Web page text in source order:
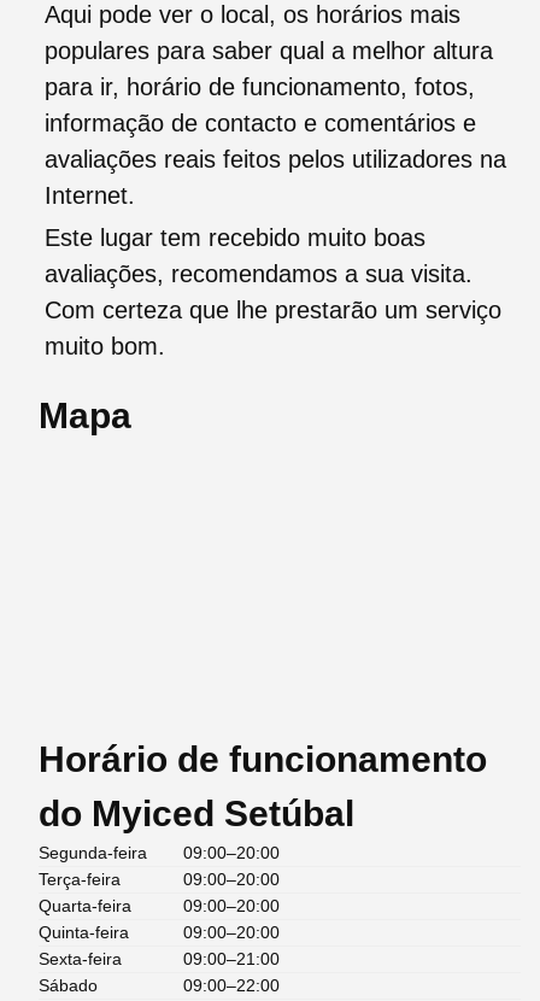
Aqui pode ver o local, os horários mais
populares para saber qual a melhor altura
para ir, horário de funcionamento, fotos,
informação de contacto e comentários e
avaliações reais feitos pelos utilizadores na
Internet.
Este lugar tem recebido muito boas
avaliações, recomendamos a sua visita.
Com certeza que lhe prestarão um serviço
muito bom.
Mapa
Horário de funcionamento
do Myiced Setúbal
Segunda-feira
09:00–20:00
Terça-feira
09:00–20:00
Quarta-feira
09:00–20:00
Quinta-feira
09:00–20:00
Sexta-feira
09:00–21:00
Sábado
09:00–22:00